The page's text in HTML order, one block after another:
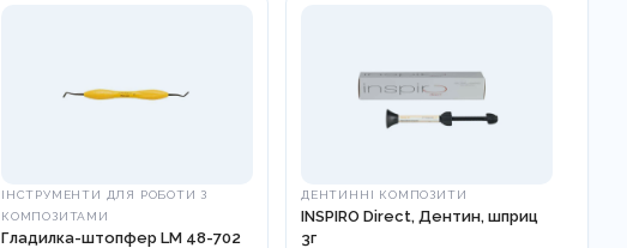
ІНСТРУМЕНТИ ДЛЯ РОБОТИ З
КОМПОЗИТАМИ
Гладилка-штопфер LM 48-702
ДЕНТИННІ КОМПОЗИТИ
INSPIRO Direct, Дентин, шприц
3г